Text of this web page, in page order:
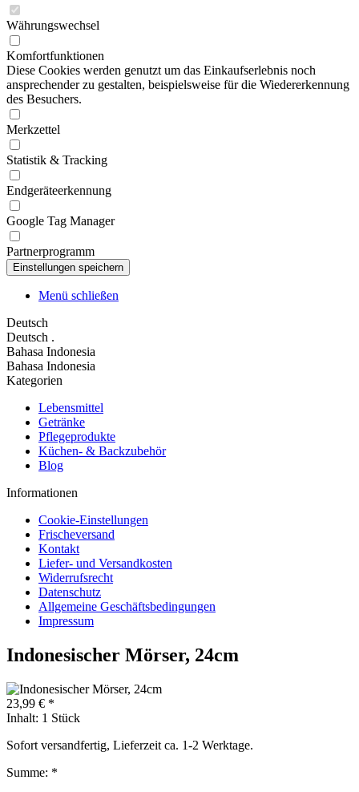
Währungswechsel
Komfortfunktionen
Diese Cookies werden genutzt um das Einkaufserlebnis noch
ansprechender zu gestalten, beispielsweise für die Wiedererkennung
des Besuchers.
Merkzettel
Statistik & Tracking
Endgeräteerkennung
Google Tag Manager
Partnerprogramm
Menü schließen
Deutsch
Deutsch .
Bahasa Indonesia
Bahasa Indonesia
Kategorien
Lebensmittel
Getränke
Pflegeprodukte
Küchen- & Backzubehör
Blog
Informationen
Cookie-Einstellungen
Frischeversand
Kontakt
Liefer- und Versandkosten
Widerrufsrecht
Datenschutz
Allgemeine Geschäftsbedingungen
Impressum
Indonesischer Mörser, 24cm
23,99 € *
Inhalt: 1 Stück
Sofort versandfertig, Lieferzeit ca. 1-2 Werktage.
Summe: *